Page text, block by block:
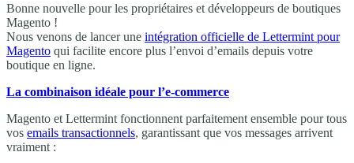
Bonne nouvelle pour les propriétaires et développeurs de boutiques
Magento !
Nous venons de lancer une intégration officielle de Lettermint pour
Magento qui facilite encore plus l’envoi d’emails depuis votre
boutique en ligne.
La combinaison idéale pour l’e-commerce
Magento et Lettermint fonctionnent parfaitement ensemble pour tous
vos emails transactionnels, garantissant que vos messages arrivent
vraiment :